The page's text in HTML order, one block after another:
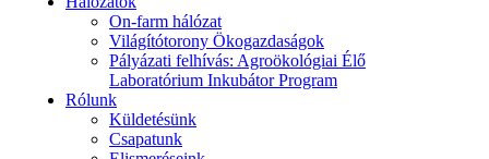
On-farm hálózat
Világítótorony Ökogazdaságok
Pályázati felhívás: Agroökológiai Élő
Laboratórium Inkubátor Program
Rólunk
Küldetésünk
Csapatunk